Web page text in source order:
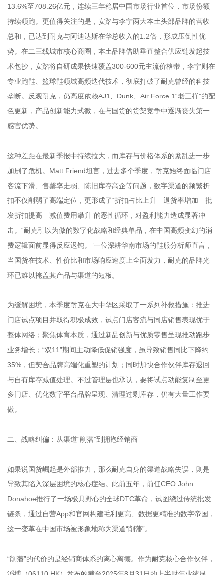
13.6%至708.26亿元，连续三年稳居中国市场行业首位，市场份额
持续领跑。更值得关注的是，安踏与李宁两大本土头部品牌的营收
总和，已达到耐克与阿迪达斯在华总收入的1.2倍，形成压倒性优
势。在二三线城市核心商圈，本土品牌借助垂直整合供应链发起技
术包抄，安踏将自研成果快速覆盖300-600元主流价格带，李宁则在
专业跑鞋、篮球鞋领域高频迭代技术，彻底打破了耐克曾经的科技
垄断。反观耐克，仍高度依赖AJ1、Dunk、Air Force 1“老三样”的配
色更新，产品创新能力式微，在与国货的货架竞争中逐渐丧失第一
感官优势。
这种差距在最新季报中持续拉大，而库存与价格体系的紊乱进一步
加剧了危机。Matt Friend坦言，过去多个季度，耐克始终面临门店
客流下滑、售罄率走弱、陈旧库存高企等问题，数字渠道的频繁折
扣不仅削弱了高端定位，更形成了“折扣占比上升—退货率增加—批
发折扣提高—减值费用攀升”的恶性循环，对盈利能力造成显著冲
击。“耐克引以为傲的数字化战略和经典单品，在中国高频变幻的消
费逻辑面前显得反应迟钝。”一位深耕华南市场的鞋服分析师直言，
当国货在技术、性价比和市场响应速度上全面发力，耐克的品牌光
环已难以掩盖其产品与渠道的短板。
为缓解困境，本季度耐克在大中华区采取了一系列补救措施：推进
门店试点项目并取得积极成效，试点门店客流与同店销售表现优于
整体网络；聚焦体育本质，通过新品创新与优质零售呈现推动跑步
业务增长；“双11”期间主动降低促销强度，虽导致销售同比下降约
35%，但契合品牌高端化重塑的计划；同时加快合作伙伴库存退回
与自有库存减值处理。不过管理层也承认，要将试点动能复制至更
多门店、优化数字平台品牌呈现、清理过剩库存，仍有大量工作要
做。
二、战略纠偏：从渠道“削藩”到拥抱经销商
如果说国货崛起是外部推力，那么耐克自身的渠道战略失误，则是
导致其陷入深层困境的核心症结。此前五年，前任CEO John
Donahoe推行了一场极具野心的全球DTC革命，试图绕过传统批发
链条，通过自营App和官网构建毛利更高、数据更精准的数字帝国，
这一变革在中国市场被形象地称为渠道“削藩”。
“削藩”的代价的是经销商体系的离心离德。作为耐克核心合作伙伴，